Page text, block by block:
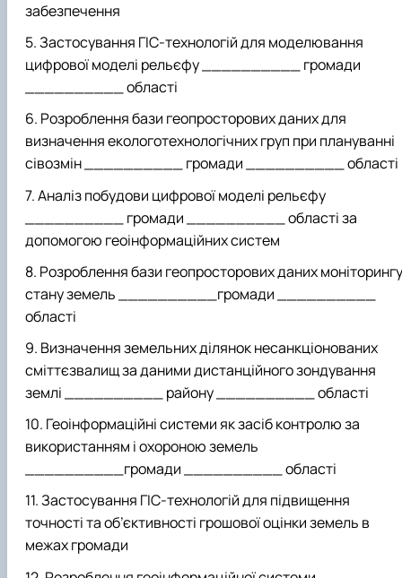
забезпечення
Застосування ГІС-технологій для моделювання
цифрової моделі рельєфу __________ громади
__________ області
Розроблення бази геопросторових даних для
визначення екологотехнологічних груп при плануванні
сівозмін __________ громади __________ області
Аналіз побудови цифрової моделі рельєфу
__________ громади __________ області за
допомогою геоінформаційних систем
Розроблення бази геопросторових даних моніторингу
стану земель __________громади __________
області
Визначення земельних ділянок несанкціонованих
сміттєзвалищ за даними дистанційного зондування
землі __________ району __________ області
Геоінформаційні системи як засіб контролю за
використанням і охороною земель
__________громади __________ області
Застосування ГІС-технологій для підвищення
точності та об’єктивності грошової оцінки земель в
межах громади